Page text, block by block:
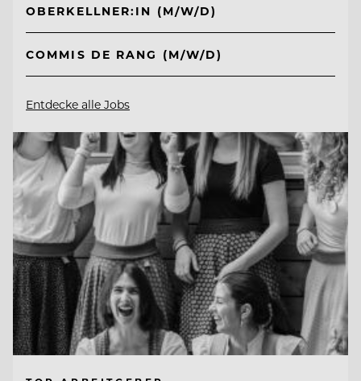
OBERKELLNER:IN (M/W/D)
COMMIS DE RANG (M/W/D)
Entdecke alle Jobs